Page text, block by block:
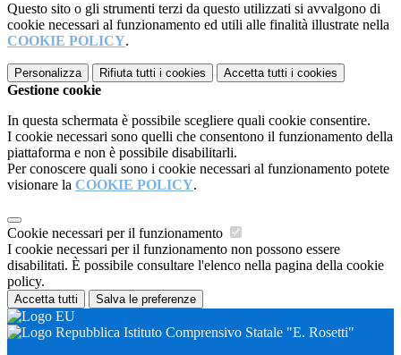
Questo sito o gli strumenti terzi da questo utilizzati si avvalgono di
cookie necessari al funzionamento ed utili alle finalità illustrate nella
COOKIE POLICY.
Personalizza Rifiuta tutti i cookies Accetta tutti i cookies
Gestione cookie
In questa schermata è possibile scegliere quali cookie consentire.
I cookie necessari sono quelli che consentono il funzionamento della
piattaforma e non è possibile disabilitarli.
Per conoscere quali sono i cookie necessari al funzionamento potete
visionare la COOKIE POLICY.
Cookie necessari per il funzionamento
I cookie necessari per il funzionamento non possono essere
disabilitati. È possibile consultare l'elenco nella pagina della cookie
policy.
Accetta tutti Salva le preferenze
Istituto Comprensivo Statale "E. Rosetti"